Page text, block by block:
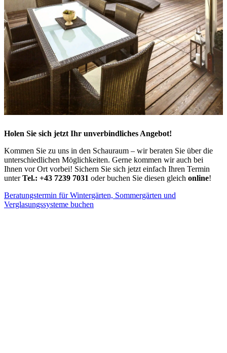
Holen Sie sich jetzt Ihr unverbindliches Angebot!
Kommen Sie zu uns in den Schauraum – wir beraten Sie über die
unterschiedlichen Möglichkeiten. Gerne kommen wir auch bei
Ihnen vor Ort vorbei! Sichern Sie sich jetzt einfach Ihren Termin
unterTel.: +43 7239 7031 oder buchen Sie diesen gleich online!
Beratungstermin für Wintergärten, Sommergärten und
Verglasungssysteme buchen